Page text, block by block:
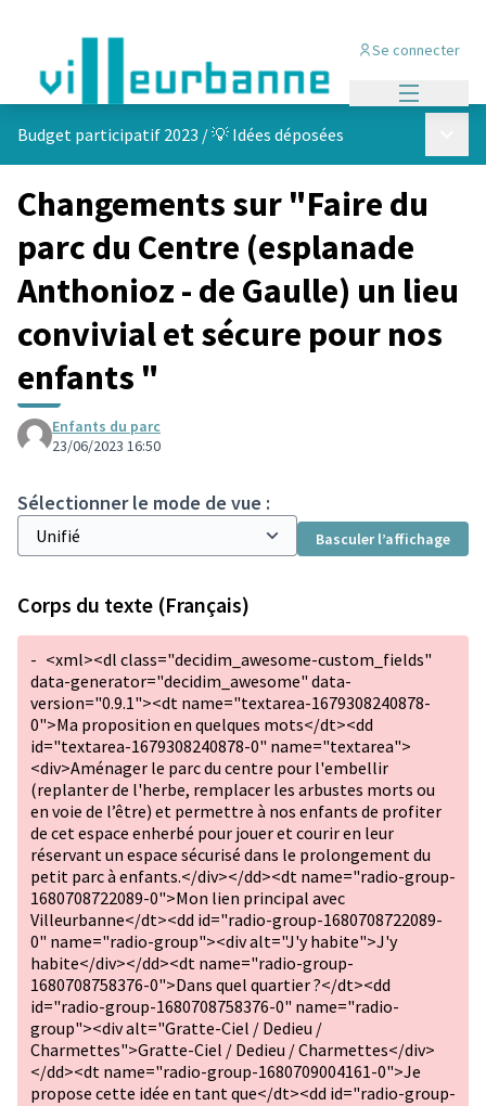
Se connecter
Budget participatif 2023 /💡 Idées déposées
Changements sur "Faire du
parc du Centre (esplanade
Anthonioz - de Gaulle) un lieu
convivial et sécure pour nos
enfants "
Enfants du parc
23/06/2023 16:50
Sélectionner le mode de vue :
Basculer l’affichage
Corps du texte (Français)
- <xml><dl class="decidim_awesome-custom_fields"
data-generator="decidim_awesome" data-
version="0.9.1"><dt name="textarea-1679308240878-
0">Ma proposition en quelques mots</dt><dd
id="textarea-1679308240878-0" name="textarea">
<div>Aménager le parc du centre pour l'embellir
(replanter de l'herbe, remplacer les arbustes morts ou
en voie de l’être) et permettre à nos enfants de profiter
de cet espace enherbé pour jouer et courir en leur
réservant un espace sécurisé dans le prolongement du
petit parc à enfants.</div></dd><dt name="radio-group-
1680708722089-0">Mon lien principal avec
Villeurbanne</dt><dd id="radio-group-1680708722089-
0" name="radio-group"><div alt="J'y habite">J'y
habite</div></dd><dt name="radio-group-
1680708758376-0">Dans quel quartier ?</dt><dd
id="radio-group-1680708758376-0" name="radio-
group"><div alt="Gratte-Ciel / Dedieu /
Charmettes">Gratte-Ciel / Dedieu / Charmettes</div>
</dd><dt name="radio-group-1680709004161-0">Je
propose cette idée en tant que</dt><dd id="radio-group-